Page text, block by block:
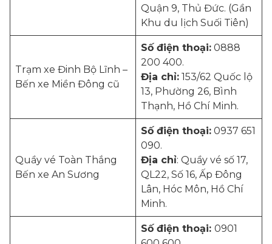
Quận 9, Thủ Đức. (Gần
Khu du lịch Suối Tiên)
Trạm xe Đinh Bộ Lĩnh –
Bến xe Miền Đông cũ
Số điện thoại: 0888
200 400.
Địa chỉ: 153/62 Quốc lộ
13, Phường 26, Bình
Thạnh, Hồ Chí Minh.
Quầy vé Toàn Thắng
Bến xe An Sương
Số điện thoại: 0937 651
090.
Địa chỉ: Quầy vé số 17,
QL22, Số 16, Ấp Đông
Lân, Hóc Môn, Hồ Chí
Minh.
Số điện thoại: 0901